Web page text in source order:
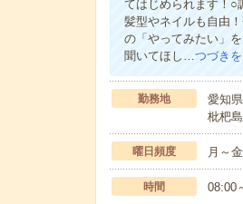
てはじめられます！○
髪型やネイルも自由
の「やってみたい」
聞いてほし…つづき
勤務地
愛知
枇杷
曜日頻度 月～
時間 08:00